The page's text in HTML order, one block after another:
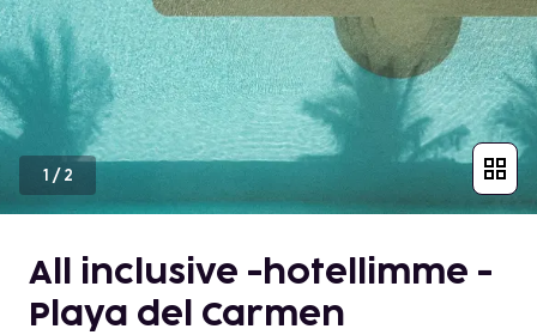
1 /2
All inclusive -hotellimme -
Playa del Carmen